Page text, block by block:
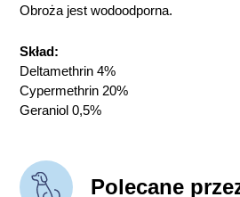
Obroża jest wodoodporna.
Skład:
Deltamethrin 4%
Cypermethrin 20%
Geraniol 0,5%
Polecane